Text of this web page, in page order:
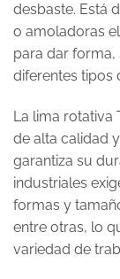
desbaste. Está
o amoladoras
para dar forma,
diferentes tipos
La lima rotativa
de alta calidad
garantiza su
industriales
formas y
entre otras, lo
variedad de